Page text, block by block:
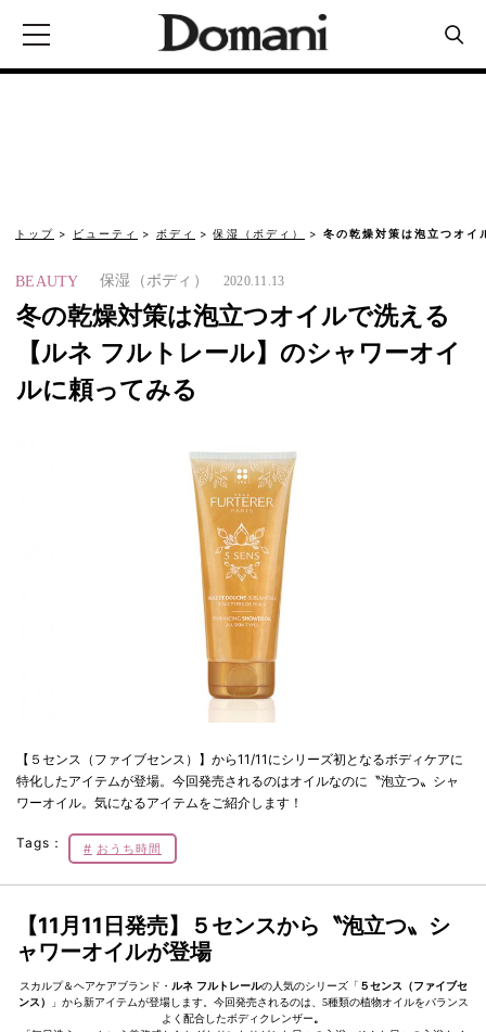
トップ ビューティ ボディ 保湿（ボディ） 冬の乾燥対策は泡立つオ
BEAUTY 保湿（ボディ） 2020.11.13
冬の乾燥対策は泡立つオイルで洗える
【ルネ フルトレール】のシャワーオイ
ルに頼ってみる
【５センス（ファイブセンス）】から11/11にシリーズ初となるボディケアに
特化したアイテムが登場。今回発売されるのはオイルなのに〝泡立つ〟シャ
ワーオイル。気になるアイテムをご紹介します！
Tags： おうち時間
【11月11日発売】５センスから〝泡立つ〟シ
ャワーオイルが登場
スカルプ＆ヘアケアブランド・ ルネ フルトレールの人気のシリーズ「 ５センス（ファイブセ
ンス）
」から新アイテムが登場します。今回発売されるのは、5種類の植物オイルをバランス
よく配合したボディクレンザー。